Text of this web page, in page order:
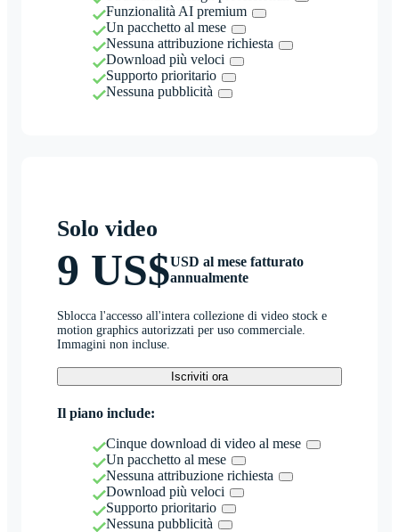
Funzionalità AI premium
Un pacchetto al mese
Nessuna attribuzione richiesta
Download più veloci
Supporto prioritario
Nessuna pubblicità
Solo video
9 US$USD al mese fatturato
annualmente
Sblocca l'accesso all'intera collezione di video stock e
motion graphics autorizzati per uso commerciale.
Immagini non incluse.
Iscriviti ora
Il piano include:
Cinque download di video al mese
Un pacchetto al mese
Nessuna attribuzione richiesta
Download più veloci
Supporto prioritario
Nessuna pubblicità